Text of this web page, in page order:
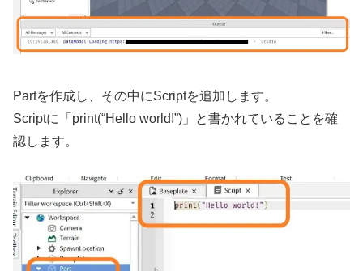
Partを作成し、その中にScriptを追加します。
Scriptに「print(“Hello world!”)」と書かれていることを確
認します。